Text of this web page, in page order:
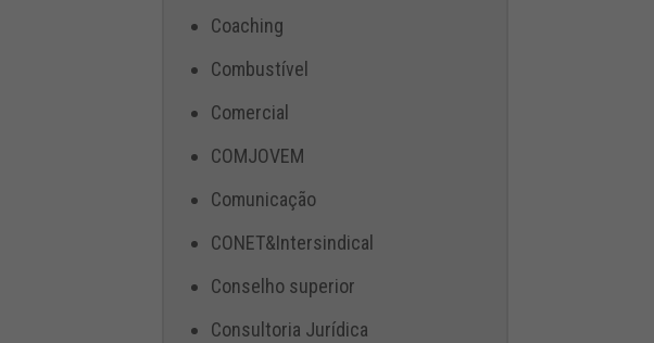
Coaching
Combustível
Comercial
COMJOVEM
Comunicação
CONET&Intersindical
Conselho superior
Consultoria Jurídica